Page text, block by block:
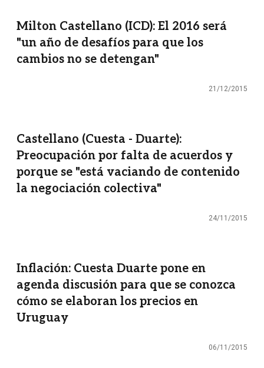
Milton Castellano (ICD): El 2016 será
"un año de desafíos para que los
cambios no se detengan"
21/12/2015
Castellano (Cuesta - Duarte):
Preocupación por falta de acuerdos y
porque se "está vaciando de contenido
la negociación colectiva"
24/11/2015
Inflación: Cuesta Duarte pone en
agenda discusión para que se conozca
cómo se elaboran los precios en
Uruguay
06/11/2015